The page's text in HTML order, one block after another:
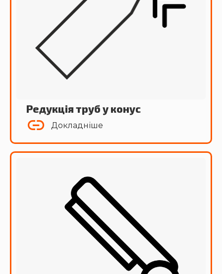
Редукція труб у конус
Докладніше